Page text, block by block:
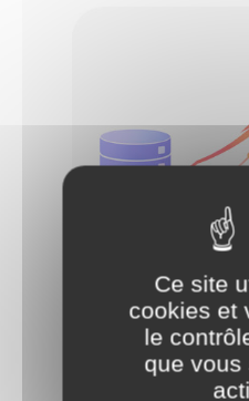
Ce site
cookies et
le
que vous